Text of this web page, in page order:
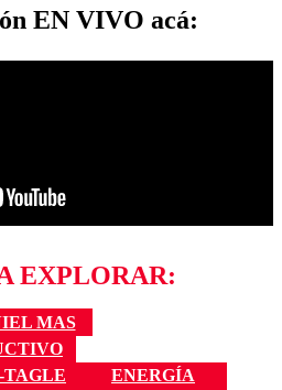
EN VIVO acá:
EXPLORAR:
MAS
TAGLE
ENERGÍA